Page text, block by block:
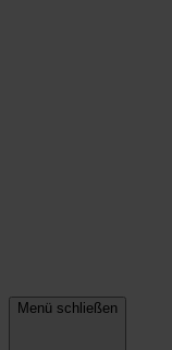
Menü schließen